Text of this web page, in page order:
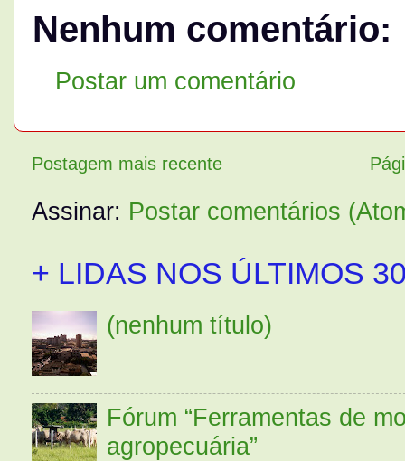
Nenhum comentário:
Postar um comentário
Postagem mais recente
Assinar: Postar comentários
+ LIDAS NOS ÚLTIMOS
(nenhum título)
Fórum “Ferramentas de
agropecuária”